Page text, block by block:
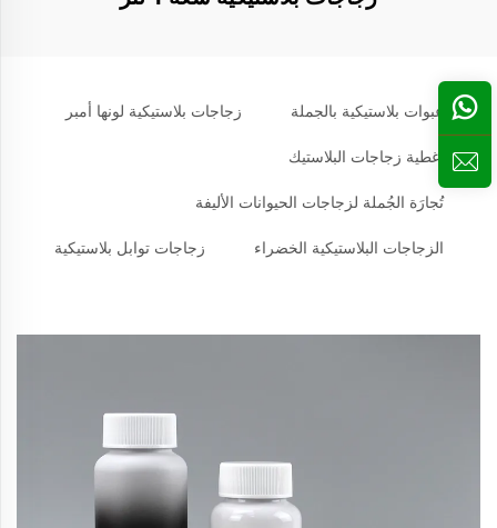
عبوات بلاستيكية بالجملة زجاجات بلاستيكية لونها أمبر
أغطية زجاجات البلاستيك
تُجارَة الجُملة لزجاجات الحيوانات الأليفة
الزجاجات البلاستيكية الخضراء زجاجات توابل بلاستيكية